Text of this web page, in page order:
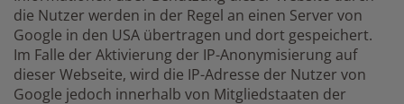
die Nutzer werden in der Regel an einen Server von
Google in den USA übertragen und dort gespeichert.
Im Falle der Aktivierung der IP-Anonymisierung auf
dieser Webseite, wird die IP-Adresse der Nutzer von
Google jedoch innerhalb von Mitgliedstaaten der